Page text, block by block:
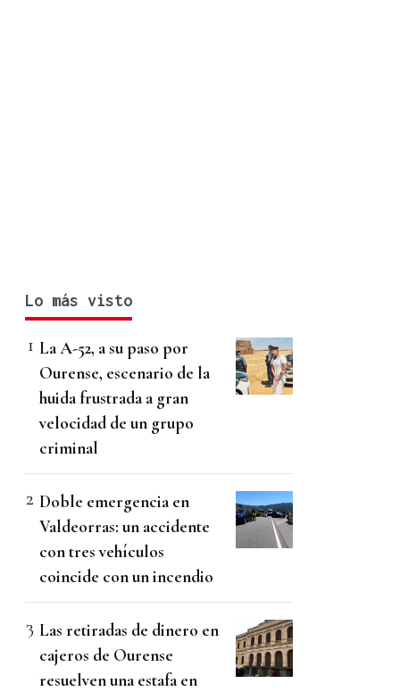
Lo más visto
La A-52, a su paso por
Ourense, escenario de la
huida frustrada a gran
velocidad de un grupo
criminal
Doble emergencia en
Valdeorras: un accidente
con tres vehículos
coincide con un incendio
Las retiradas de dinero en
cajeros de Ourense
resuelven una estafa en